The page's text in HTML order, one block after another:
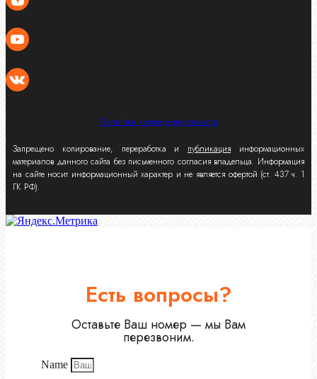
Политика конфиденциальности
Запрещено копирование, переработка и публикация информационных
материалов данного сайта без письменного согласия владельца. Информация
на сайте носит информационный характер и не является офертой (ст. 437 ч. 1
ГК РФ).
Есть вопросы?
Оставьте Ваш номер — мы Вам
перезвоним.
Name